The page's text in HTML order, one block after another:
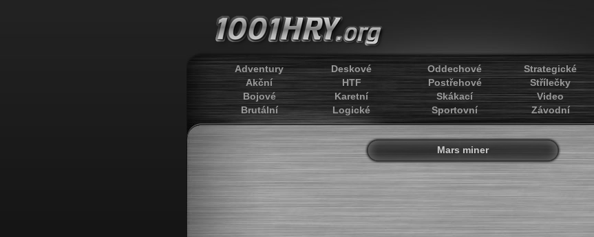
Adventury
Akční
Bojové
Brutální
Deskové
HTF
Karetní
Logické
Oddechové
Postřehové
Skákací
Sportovní
Strategické
Střílečky
Video
Závodní
Mars miner